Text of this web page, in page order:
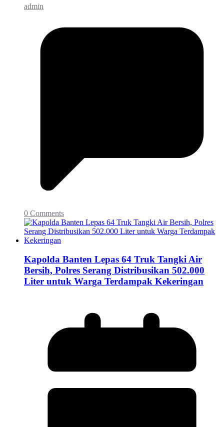
admin
0 Comments
Kapolda Banten Lepas 64 Truk Tangki Air
Bersih, Polres Serang Distribusikan 502.000
Liter untuk Warga Terdampak Kekeringan